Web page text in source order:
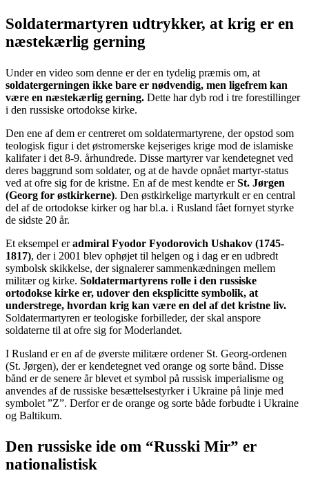
Soldatermartyren udtrykker, at krig er en
næstekærlig gerning
Under en video som denne er der en tydelig præmis om, at
soldatergerningen ikke bare er nødvendig, men ligefrem kan
være en næstekærlig gerning. Dette har dyb rod i tre forestillinger
i den russiske ortodokse kirke.
Den ene af dem er centreret om soldatermartyrene, der opstod som
teologisk figur i det østromerske kejseriges krige mod de islamiske
kalifater i det 8-9. århundrede. Disse martyrer var kendetegnet ved
deres baggrund som soldater, og at de havde opnået martyr-status
ved at ofre sig for de kristne. En af de mest kendte erSt. Jørgen
(Georg for østkirkerne). Den østkirkelige martyrkult er en central
del af de ortodokse kirker og har bl.a. i Rusland fået fornyet styrke
de sidste 20 år.
Et eksempel eradmiral Fyodor Fyodorovich Ushakov (1745-
1817), der i 2001 blev ophøjet til helgen og i dag er en udbredt
symbolsk skikkelse, der signalerer sammenkædningen mellem
militær og kirke. Soldatermartyrens rolle i den russiske
ortodokse kirke er, udover den eksplicitte symbolik, at
understrege, hvordan krig kan være en del af det kristne liv.
Soldatermartyren er teologiske forbilleder, der skal anspore
soldaterne til at ofre sig for Moderlandet.
I Rusland er en af de øverste militære ordener St. Georg-ordenen
(St. Jørgen), der er kendetegnet ved orange og sorte bånd. Disse
bånd er de senere år blevet et symbol på russisk imperialisme og
anvendes af de russiske besættelsestyrker i Ukraine på linje med
symbolet ”Z”. Derfor er de orange og sorte både forbudte i Ukraine
og Baltikum.
Den russiske ide om “Russki Mir” er
nationalistisk